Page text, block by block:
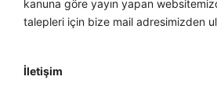
kanuna göre yayın yapan
talepleri için bize mail adresimizden
İletişim